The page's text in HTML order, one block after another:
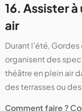
16. Assister
air
Durant l’été,
organisent des
théâtre en plein air
des terrasses ou
Comment faire ?